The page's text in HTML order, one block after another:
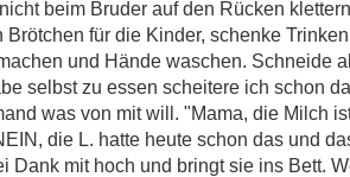
beim Bruder auf den Rücken
für die Kinder, schenke
und Hände waschen. Schneide
selbst zu essen scheitere ich schon
was von mit will. "Mama, die Milch
die L. hatte heute schon das und
Dank mit hoch und bringt sie ins Bett.